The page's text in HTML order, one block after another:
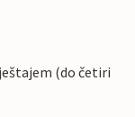
(do četiri